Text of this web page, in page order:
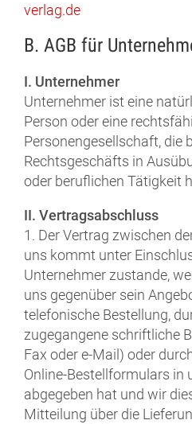
verlag.de
B. AGB für
I. Unternehmer
Unternehmer ist eine
Person oder eine
Personengesellschaft, die
Rechtsgeschäfts in
oder beruflichen Tätigkeit
II. Vertragsabschluss
1. Der Vertrag zwischen
uns kommt unter
Unternehmer zustande,
uns gegenüber sein
telefonische Bestellung,
zugegangene schriftliche
Fax oder e-Mail) oder
Online-Bestellformulars in
abgegeben hat und wir
Mitteilung über die